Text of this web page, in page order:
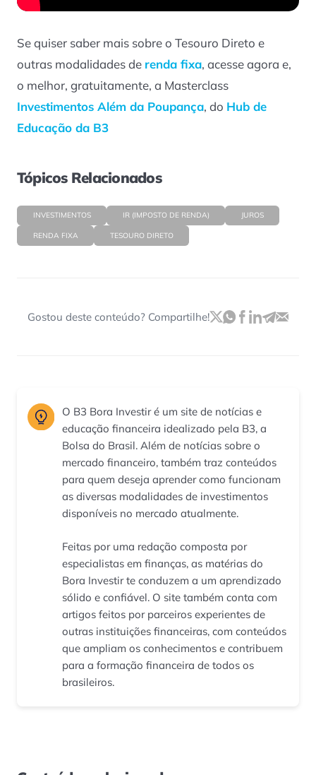
Se quiser saber mais sobre o Tesouro Direto e
outras modalidades de renda fixa, acesse agora e,
o melhor, gratuitamente, a Masterclass
Investimentos Além da Poupança, do Hub de
Educação da B3
Tópicos Relacionados
INVESTIMENTOS IR (IMPOSTO DE RENDA) JUROS
RENDA FIXA TESOURO DIRETO
Gostou deste conteúdo? Compartilhe!
O B3 Bora Investir é um site de notícias e
educação financeira idealizado pela B3, a
Bolsa do Brasil. Além de notícias sobre o
mercado financeiro, também traz conteúdos
para quem deseja aprender como funcionam
as diversas modalidades de investimentos
disponíveis no mercado atualmente.
Feitas por uma redação composta por
especialistas em finanças, as matérias do
Bora Investir te conduzem a um aprendizado
sólido e confiável. O site também conta com
artigos feitos por parceiros experientes de
outras instituições financeiras, com conteúdos
que ampliam os conhecimentos e contribuem
para a formação financeira de todos os
brasileiros.